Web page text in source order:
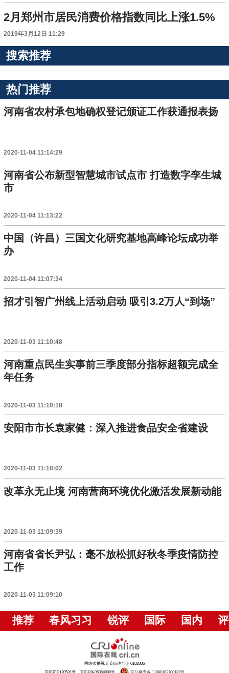
2月郑州市居民消费价格指数同比上涨1.5%
2019年3月12日 11:29
搜索推荐
热门推荐
河南省农村承包地确权登记颁证工作获通报表扬
2020-11-04 11:14:29
河南省公布新型智慧城市试点市 打造数字孪生城
市
2020-11-04 11:13:22
中国（许昌）三国文化研究基地高峰论坛成功举
办
2020-11-04 11:07:34
招才引智广州线上活动启动 吸引3.2万人“到场”
2020-11-03 11:10:48
河南重点民生实事前三季度部分指标超额完成全
年任务
2020-11-03 11:10:18
安阳市市长袁家健：深入推进食品安全省建设
2020-11-03 11:10:02
改革永无止境 河南营商环境优化激活发展新动能
2020-11-03 11:09:39
河南省省长尹弘：毫不放松抓好秋冬季疫情防控
工作
2020-11-03 11:09:10
推荐 春风习习 锐评 国际 国内
网络传播视听节目许可证 0102006
京ICP证120531号 京ICP备05064898号 京公网安备 11040102700187号